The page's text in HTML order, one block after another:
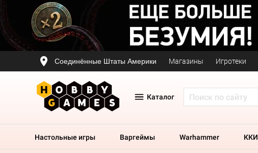
Соединённые Штаты Америки Магазины Игротеки
Каталог
Настольные игры Варгеймы Warhammer ККИ